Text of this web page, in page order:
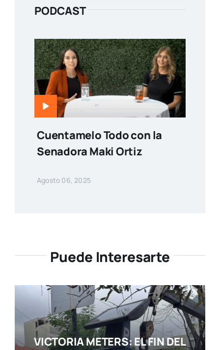
PODCAST
Cuentamelo Todo con la
Senadora Maki Ortiz
Agosto 06, 2025
Puede Interesarte
VICTORIA METERS: EL FIN DEL